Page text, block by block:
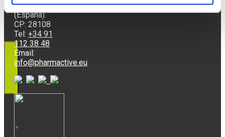
Premios
Madrid
(España).
CP: 28108
Tel: +34 91
112 38 48
Email:
info@pharmactive.eu